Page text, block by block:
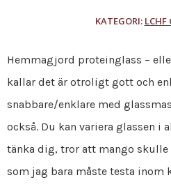
KATEGORI: LCHF
Hemmagjord proteinglass –
kallar det är otroligt gott och
snabbare/enklare med
också. Du kan variera glassen i
tänka dig, tror att mango
som jag bara måste testa inom